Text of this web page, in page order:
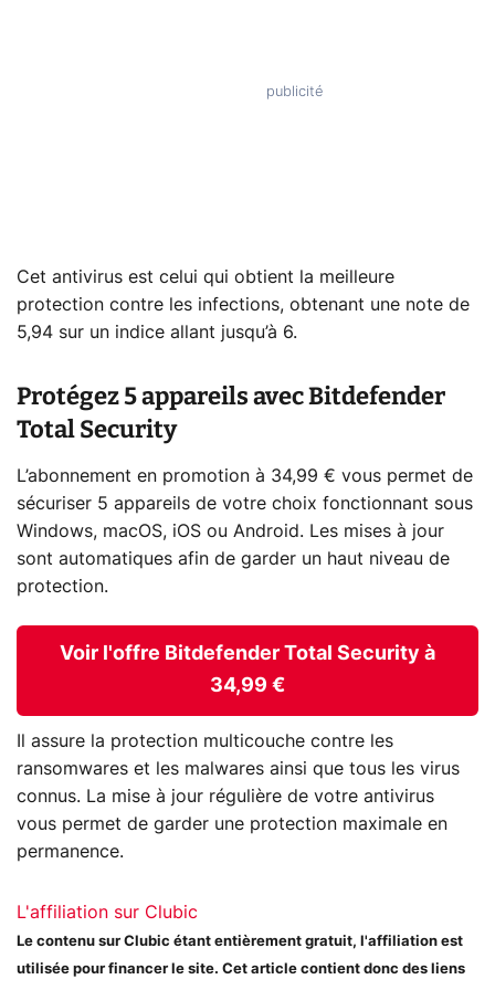
Cet antivirus est celui qui obtient la meilleure
protection contre les infections, obtenant une note de
5,94 sur un indice allant jusqu’à 6.
Protégez 5 appareils avec Bitdefender
Total Security
L’abonnement en promotion à 34,99 € vous permet de
sécuriser 5 appareils de votre choix fonctionnant sous
Windows, macOS, iOS ou Android. Les mises à jour
sont automatiques afin de garder un haut niveau de
protection.
Voir l'offre Bitdefender Total Security à
34,99 €
Il assure la protection multicouche contre les
ransomwares et les malwares ainsi que tous les virus
connus. La mise à jour régulière de votre antivirus
vous permet de garder une protection maximale en
permanence.
L'affiliation sur Clubic
Le contenu sur Clubic étant entièrement gratuit, l'affiliation est
utilisée pour financer le site. Cet article contient donc des liens